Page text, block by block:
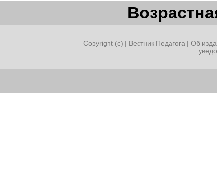
Copyright (c) | Вестник Педагога | Об